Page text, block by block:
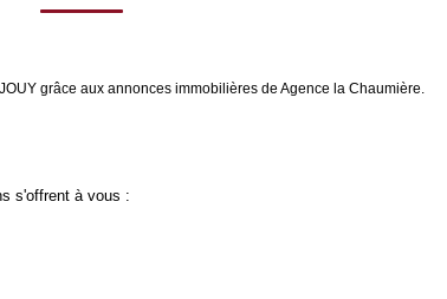
grâce aux annonces immobilières de Agence la Chaumière.
s'offrent à vous :